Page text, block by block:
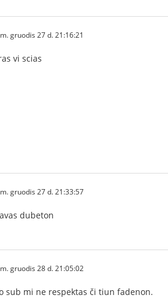
gruodis 27 d. 21:16:21
vi scias
gruodis 27 d. 21:33:57
dubeton
gruodis 28 d. 21:05:02
sub mi ne respektas či tiun fadenon.